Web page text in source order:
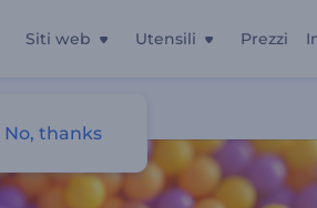
Siti web Utensili Prezzi
No, thanks